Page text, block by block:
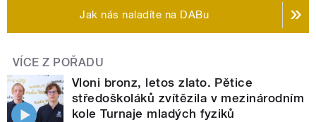
Jak nás naladíte na DABu
VÍCE Z POŘADU
Vloni bronz, letos zlato. Pětice
středoškoláků zvítězila v mezinárodním
kole Turnaje mladých fyziků